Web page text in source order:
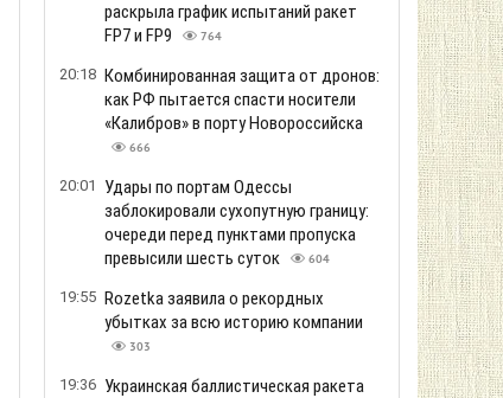
раскрыла график испытаний ракет
FP7 и FP9
764
20:18 Комбинированная защита от дронов:
как РФ пытается спасти носители
«Калибров» в порту Новороссийска
666
20:01
Удары по портам Одессы
заблокировали сухопутную границу:
очереди перед пунктами пропуска
превысили шесть суток
604
19:55 Rozetka заявила о рекордных
убытках за всю историю компании
303
19:36 Украинская баллистическая ракета